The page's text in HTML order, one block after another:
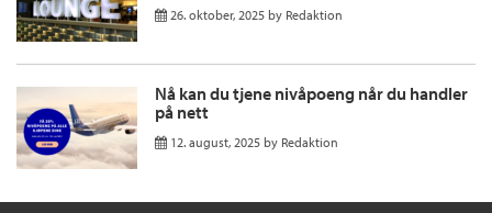
26. oktober, 2025 by Redaktion
Nå kan du tjene nivåpoeng når du handler
på nett
12. august, 2025 by Redaktion